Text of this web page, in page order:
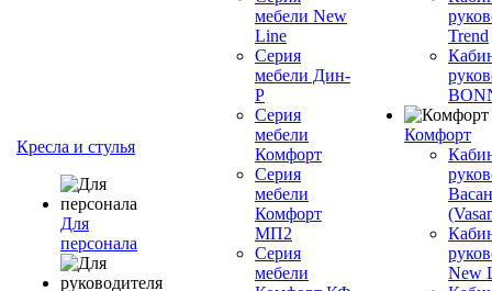
Кресла и стулья
Для
персонала
мебели New
Line
Серия
мебели Дин-
Р
Серия
мебели
Комфорт
Серия
мебели
Комфорт
МП2
Серия
мебели
Trend
Комфорт
New